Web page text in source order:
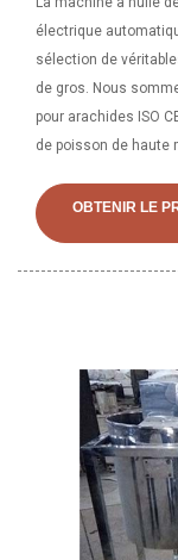
électrique
sélection de
de gros. Nous
pour arachides ISO
de poisson de haute
haute mer ISO Ce de
poisson de haute
OBTENIR LE